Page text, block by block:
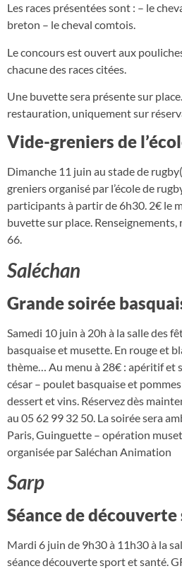
Les races présentées sont : – le
breton – le cheval comtois.
Le concours est ouvert aux
chacune des races citées.
Une buvette sera présente sur
restauration, uniquement sur
Vide-greniers de
Dimanche 11 juin au stade de
greniers organisé par l’école de
participants à partir de 6h30. 2€ le
buvette sur place.
66.
Saléchan
Grande soirée
Samedi 10 juin à 20h à la salle des
basquaise et musette. En rouge et
thème… Au menu à 28€ : apéritif et
césar – poulet basquaise et
dessert et vins. Réservez dès
au 05 62 99 32 50. La soirée sera
Paris, Guinguette – opération
organisée par Saléchan Animation
Sarp
Séance de
Mardi 6 juin de 9h30 à 11h30 à la
séance découverte sport et santé.